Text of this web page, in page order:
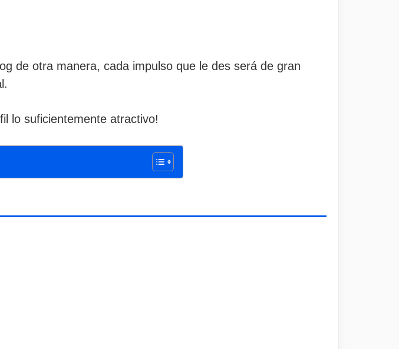
de otra manera, cada impulso que le des será de gran
lo suficientemente atractivo!